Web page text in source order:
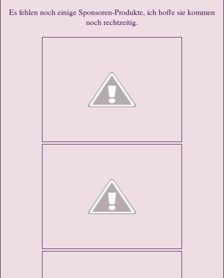
Es fehlen noch einige Sponsoren-Produkte, ich hoffe sie kommen
noch rechtzeitig.